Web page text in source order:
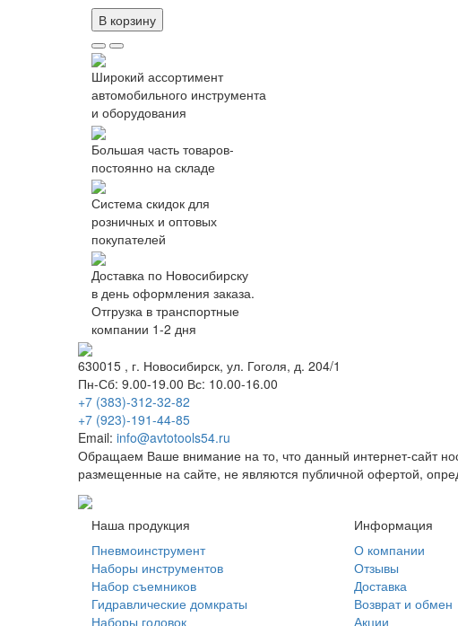
В корзину
Широкий ассортимент
автомобильного инструмента
и оборудования
Большая часть товаров-
постоянно на складе
Система скидок для
розничных и оптовых
покупателей
Доставка по Новосибирску
в день оформления заказа.
Отгрузка в транспортные
компании 1-2 дня
630015 , г. Новосибирск, ул. Гоголя, д. 204/1
Пн-Сб: 9.00-19.00 Вс: 10.00-16.00
+7 (383)-312-32-82
+7 (923)-191-44-85
Email: info@avtotools54.ru
Обращаем Ваше внимание на то, что данный интернет-сайт
размещенные на сайте, не являются публичной офертой,
Наша продукция
Пневмоинструмент
Наборы инструментов
Набор съемников
Гидравлические домкраты
Наборы головок
Информация
О компании
Отзывы
Доставка
Возврат и обмен
Акции